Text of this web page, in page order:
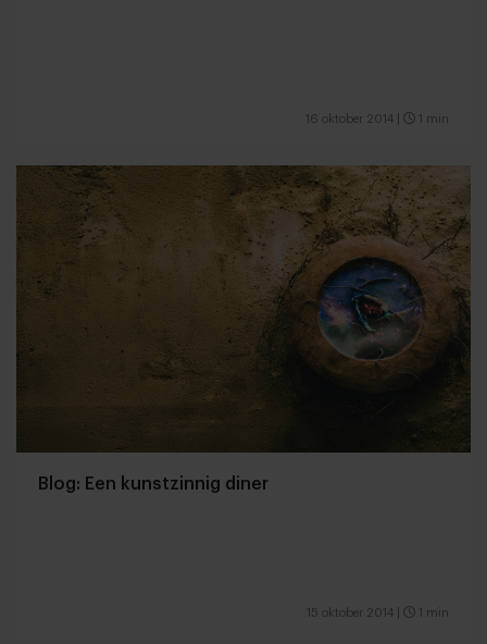
16 oktober 2014 1 min
Blog: Een kunstzinnig diner
15 oktober 2014 1 min